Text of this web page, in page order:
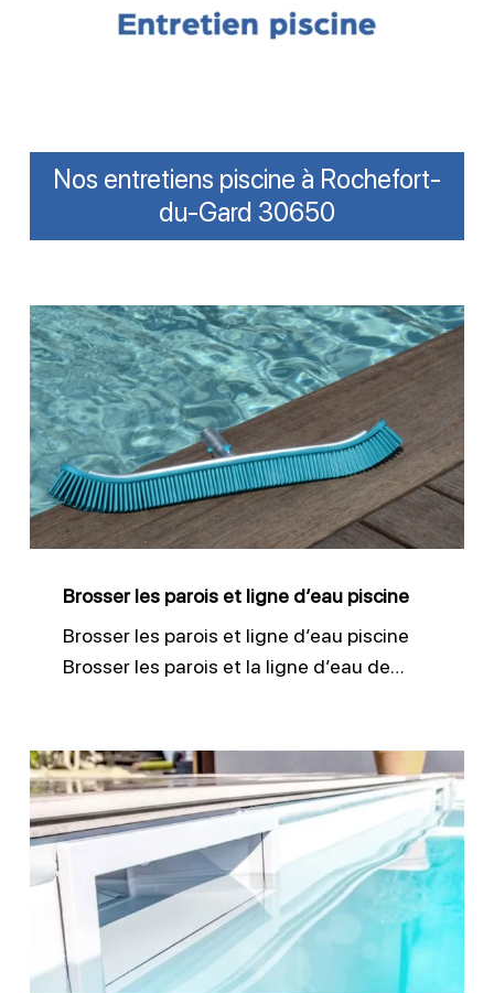
Nos entretiens piscine à Rochefort-
du-Gard 30650
Brosser
les
parois
et
ligne
d’eau
piscine
Brosser les parois et ligne d’eau piscine
Brosser les parois et ligne d’eau piscine
Brosser les parois et la ligne d’eau de…
Nettoyer
efficacement
les
skimmers
piscine